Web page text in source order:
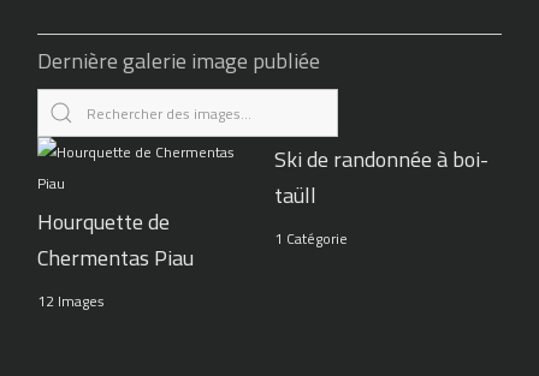
Dernière galerie image publiée
Hourquette de
Chermentas Piau
12 Images
Ski de randonnée à boi-
taüll
1 Catégorie